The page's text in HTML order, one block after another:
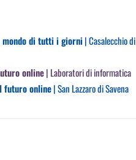
mondo di tutti i giorni | Casalecchio di
online| Laboratori di informatica
futuro online| San Lazzaro di Savena